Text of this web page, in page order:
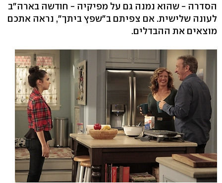
הסדרה - שהוא נמנה גם על מפיקיה - חודשה בארה"ב
לעונה שלישית. אם צפיתם ב"שפץ ביתך", נראה אתכם
מוצאים את ההבדלים.